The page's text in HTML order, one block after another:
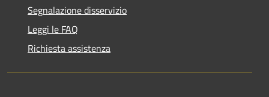
Segnalazione disservizio
Leggi le FAQ
Richiesta assistenza